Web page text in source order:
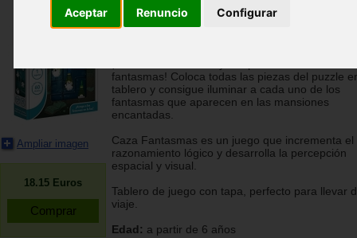
Aceptar Renuncio Configurar
Ampliar imagen
18.15 Euros
los fantasmas en la luz!
fantasmas! Coloca todas las piezas del puzzle
tablero y consigue iluminar a cada uno de los
fantasmas que aparecen en las mansiones
encantadas.
Caza Fantasmas es un juego que incrementa el
razonamiento lógico y desarrolla la percepción
espacial y visual.
Tablero de juego con tapa, perfecto para llevar
viaje.
Edad: a partir de 6 años